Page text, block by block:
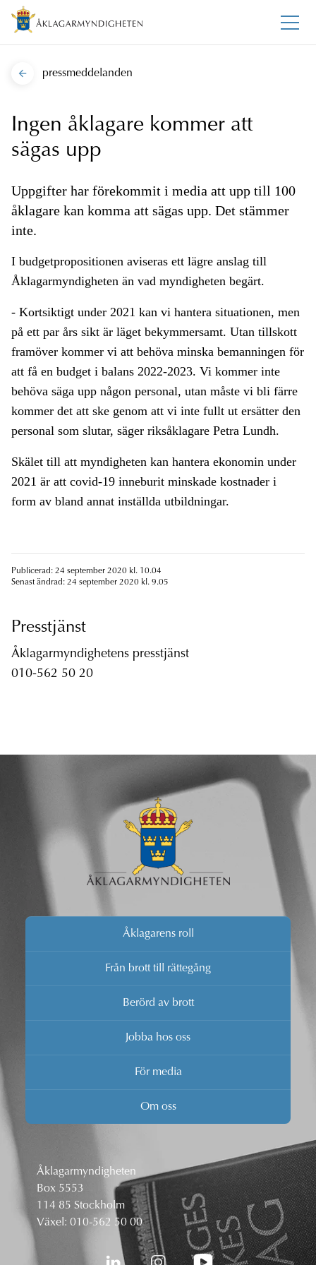
pressmeddelanden
Ingen åklagare kommer att
sägas upp
Uppgifter har förekommit i media att upp till 100
åklagare kan komma att sägas upp. Det stämmer
inte.
I budgetpropositionen aviseras ett lägre anslag till
Åklagarmyndigheten än vad myndigheten begärt.
- Kortsiktigt under 2021 kan vi hantera situationen, men
på ett par års sikt är läget bekymmersamt. Utan tillskott
framöver kommer vi att behöva minska bemanningen för
att få en budget i balans 2022-2023. Vi kommer inte
behöva säga upp någon personal, utan måste vi bli färre
kommer det att ske genom att vi inte fullt ut ersätter den
personal som slutar, säger riksåklagare Petra Lundh.
Skälet till att myndigheten kan hantera ekonomin under
2021 är att covid-19 inneburit minskade kostnader i
form av bland annat inställda utbildningar.
Publicerad: 24 september 2020 kl. 10.04
Senast ändrad: 24 september 2020 kl. 9.05
Presstjänst
Åklagarmyndighetens presstjänst
010-562 50 20
Åklagarens roll
Från brott till rättegång
Berörd av brott
Jobba hos oss
För media
Om oss
Åklagarmyndigheten
Box 5553
114 85 Stockholm
Växel: 010-562 50 00